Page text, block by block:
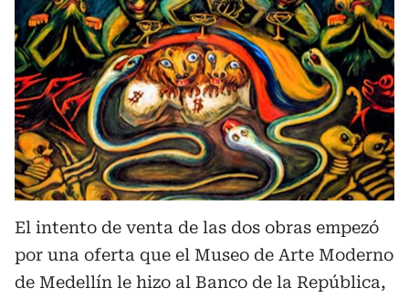
El intento de venta de las dos obras empezó
por una oferta que el Museo de Arte Moderno
de Medellín le hizo al Banco de la República,